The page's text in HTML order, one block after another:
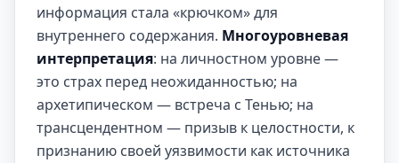
информация стала «крючком» для
внутреннего содержания. Многоуровневая
интерпретация: на личностном уровне —
это страх перед неожиданностью; на
архетипическом — встреча с Тенью; на
трансцендентном — призыв к целостности, к
признанию своей уязвимости как источника